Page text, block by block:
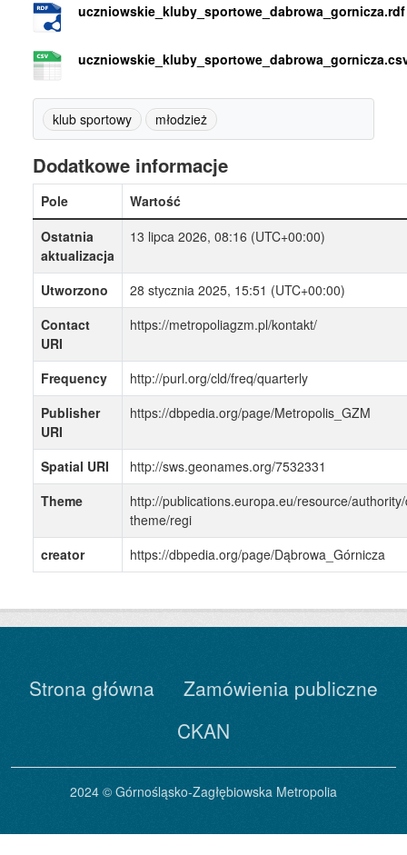
uczniowskie_kluby_sportowe_dabrowa_gornicza.rdf
klub sportowy młodzież
Dodatkowe informacje
Pole
Wartość
Ostatnia
aktualizacja
13 lipca 2026, 08:16 (UTC+00:00)
Utworzono
28 stycznia 2025, 15:51 (UTC+00:00)
Contact
URI
https://metropoliagzm.pl/kontakt/
Frequency
http://purl.org/cld/freq/quarterly
Publisher
URI
https://dbpedia.org/page/Metropolis_GZM
Spatial URI
http://sws.geonames.org/7532331
Theme
http://publications.europa.eu/resource/
theme/regi
creator
https://dbpedia.org/page/Dąbrowa_Górnicza
Strona główna
Zamówienia publiczne
CKAN
2024 © Górnośląsko-Zagłębiowska Metropolia